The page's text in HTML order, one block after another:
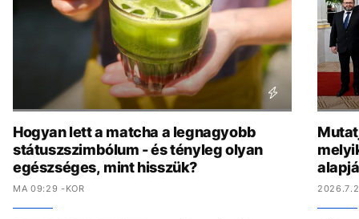
Hogyan lett a matcha a legnagyobb
státuszszimbólum - és tényleg olyan
egészséges, mint hisszük?
MA 09:29 -KOR